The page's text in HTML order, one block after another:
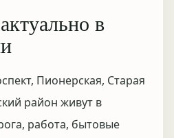
в
Пионерская, Старая
район живут в
работа, бытовые